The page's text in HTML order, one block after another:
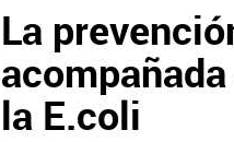
La
la E.coli